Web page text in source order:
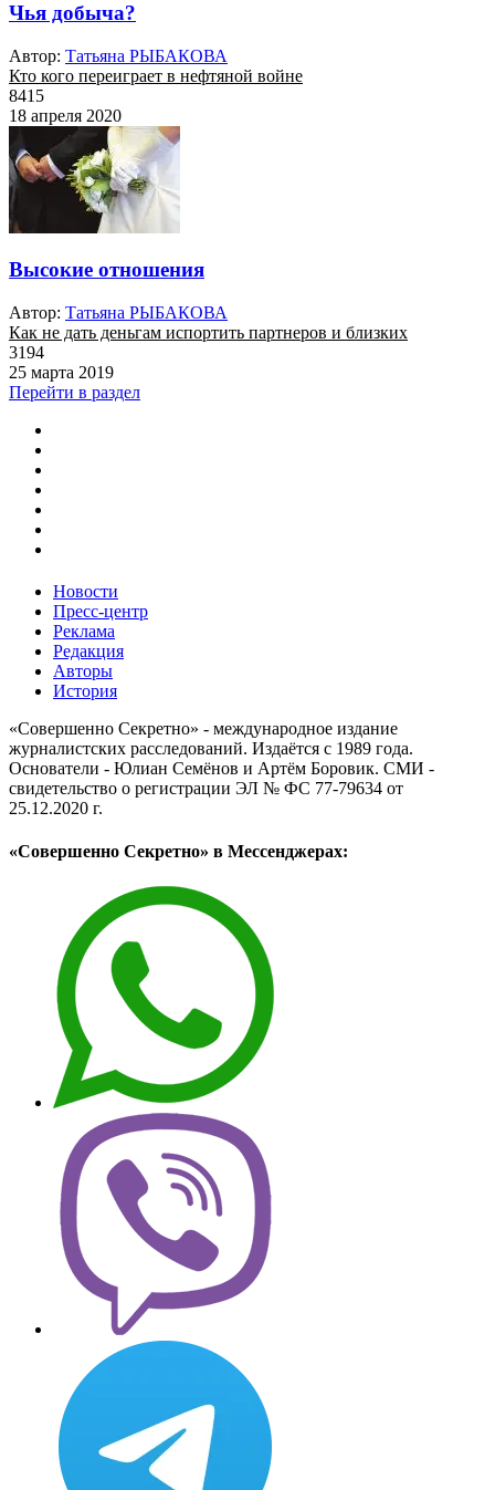
Чья добыча?
Автор: Татьяна РЫБАКОВА
Кто кого переиграет в нефтяной войне
8415
18 апреля 2020
Высокие отношения
Автор: Татьяна РЫБАКОВА
Как не дать деньгам испортить партнеров и близких
3194
25 марта 2019
Перейти в раздел
Новости
Пресс-центр
Реклама
Редакция
Авторы
История
«Совершенно Секретно» - международное издание
журналистских расследований. Издаётся с 1989 года.
Основатели - Юлиан Семёнов и Артём Боровик. CМИ -
свидетельство о регистрации ЭЛ № ФС 77-79634 от
25.12.2020 г.
«Совершенно Секретно» в Мессенджерах: